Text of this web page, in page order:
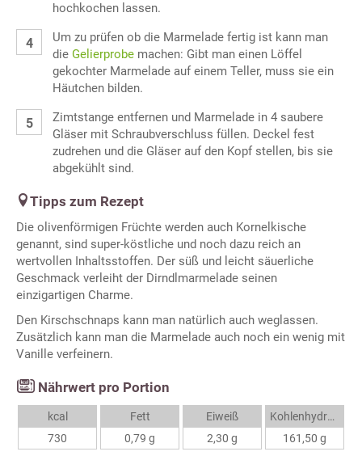
hochkochen lassen.
Um zu prüfen ob die Marmelade fertig ist kann man
die Gelierprobe machen: Gibt man einen Löffel
gekochter Marmelade auf einem Teller, muss sie ein
Häutchen bilden.
Zimtstange entfernen und Marmelade in 4 saubere
Gläser mit Schraubverschluss füllen. Deckel fest
zudrehen und die Gläser auf den Kopf stellen, bis sie
abgekühlt sind.
Tipps zum Rezept
Die olivenförmigen Früchte werden auch Kornelkische
genannt, sind super-köstliche und noch dazu reich an
wertvollen Inhaltsstoffen. Der süß und leicht säuerliche
Geschmack verleiht der Dirndlmarmelade seinen
einzigartigen Charme.
Den Kirschschnaps kann man natürlich auch weglassen.
Zusätzlich kann man die Marmelade auch noch ein wenig mit
Vanille verfeinern.
Nährwert pro Portion
kcal
730
Fett
0,79 g
Eiweiß
2,30 g
Kohlenhydrate
161,50 g